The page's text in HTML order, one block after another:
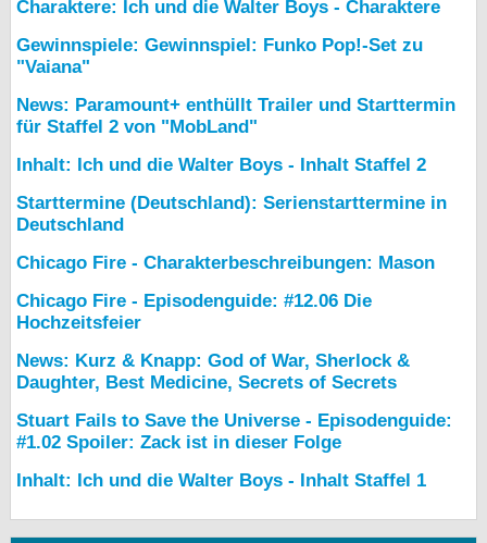
Charaktere: Ich und die Walter Boys - Charaktere
Gewinnspiele: Gewinnspiel: Funko Pop!-Set zu
"Vaiana"
News: Paramount+ enthüllt Trailer und Starttermin
für Staffel 2 von "MobLand"
Inhalt: Ich und die Walter Boys - Inhalt Staffel 2
Starttermine (Deutschland): Serienstarttermine in
Deutschland
Chicago Fire - Charakterbeschreibungen: Mason
Chicago Fire - Episodenguide: #12.06 Die
Hochzeitsfeier
News: Kurz & Knapp: God of War, Sherlock &
Daughter, Best Medicine, Secrets of Secrets
Stuart Fails to Save the Universe - Episodenguide:
#1.02 Spoiler: Zack ist in dieser Folge
Inhalt: Ich und die Walter Boys - Inhalt Staffel 1